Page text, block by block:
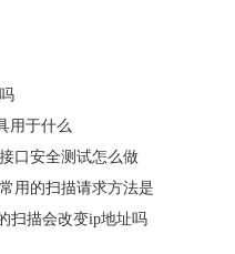
段
可以了解站点的整
站点中可能存在的漏
用于什么
接口安全测试怎么做
用的扫描请求方法是
扫描会改变ip地址吗